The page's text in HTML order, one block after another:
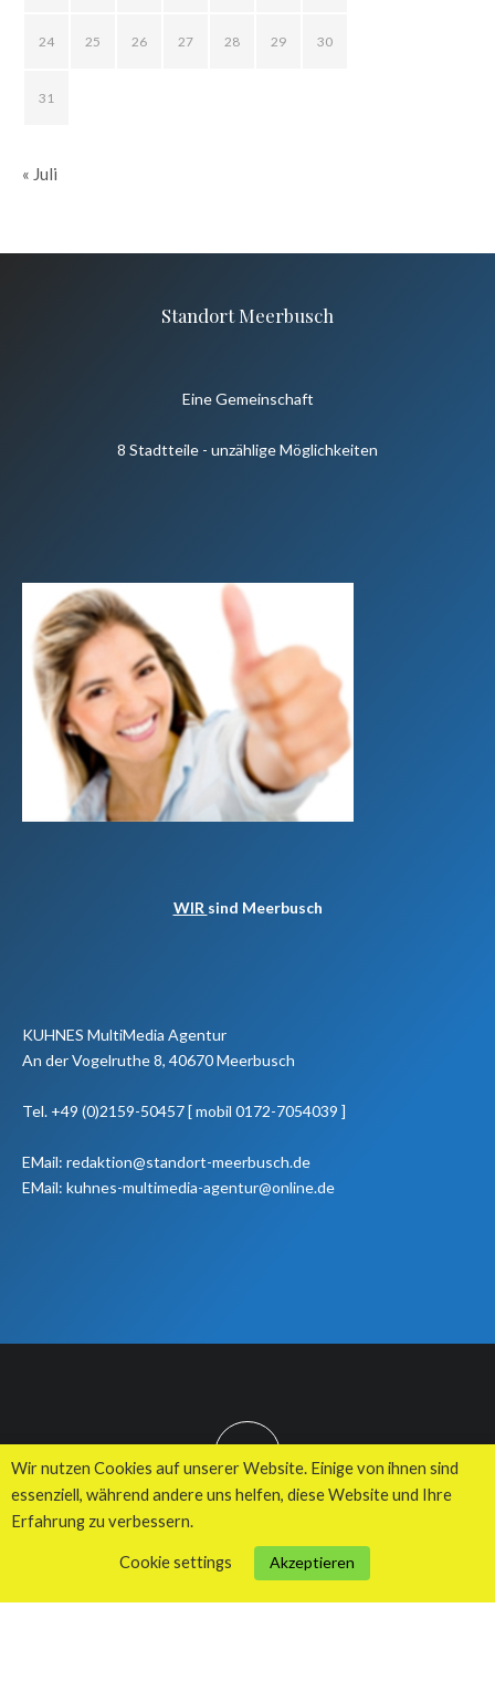
24 25 26 27 28 29 30
31
« Juli
Standort Meerbusch
Eine Gemeinschaft
8 Stadtteile - unzählige Möglichkeiten
WIR sind Meerbusch
KUHNES MultiMedia Agentur
An der Vogelruthe 8, 40670 Meerbusch
Tel. +49 (0)2159-50457 [ mobil 0172-7054039 ]
EMail: redaktion@standort-meerbusch.de
EMail: kuhnes-multimedia-agentur@online.de
TOP
© 2026 Kuhnes MultiMedia Agentur
Wir nutzen Cookies auf unserer Website. Einige von ihnen sind
essenziell, während andere uns helfen, diese Website und Ihre
Erfahrung zu verbessern.
Cookie settings Akzeptieren